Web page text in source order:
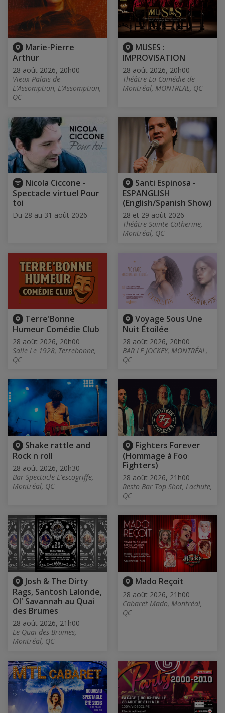
Marie-Pierre
Arthur
28 août 2026, 20h00
Vieux Palais de
L'Assomption, L'Assomption,
QC
MUSES :
IMPROVISATION
28 août 2026, 20h00
Théâtre La Comédie de
Montréal, MONTREAL, QC
Nicola Ciccone -
Spectacle virtuel Pour
toi
Du 28 au 31 août 2026
Santi Espinosa -
ESPANGLISH
(English/Spanish Show)
28 et 29 août 2026
Théâtre Sainte-Catherine,
Montréal, QC
Terre'Bonne
Humeur Comédie Club
28 août 2026, 20h00
Salle Le 1928, Terrebonne,
QC
Voyage Sous Une
Nuit Étoilée
28 août 2026, 20h00
BAR LE JOCKEY, MONTRÉAL,
QC
Shake rattle and
Rock n roll
28 août 2026, 20h30
Bar Spectacle L'escogriffe,
Montréal, QC
Fighters Forever
(Hommage à Foo
Fighters)
28 août 2026, 21h00
Resto Bar Top Shot, Lachute,
QC
Josh & The Dirty
Rags, Santosh Lalonde,
Ol' Savannah au Quai
des Brumes
28 août 2026, 21h00
Le Quai des Brumes,
Montréal, QC
Mado Reçoit
28 août 2026, 21h00
Cabaret Mado, Montréal,
QC